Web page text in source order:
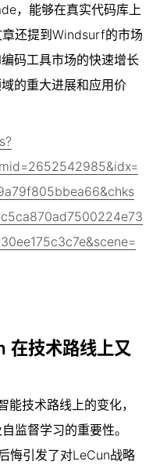
，能够在真实代码库上
还提到Windsurf的市场
码工具市场的快速增长
的重大进展和应用价
在技术路线上又
技术路线上的变化，
监督学习的重要性。
悔引发了对LeCun战略